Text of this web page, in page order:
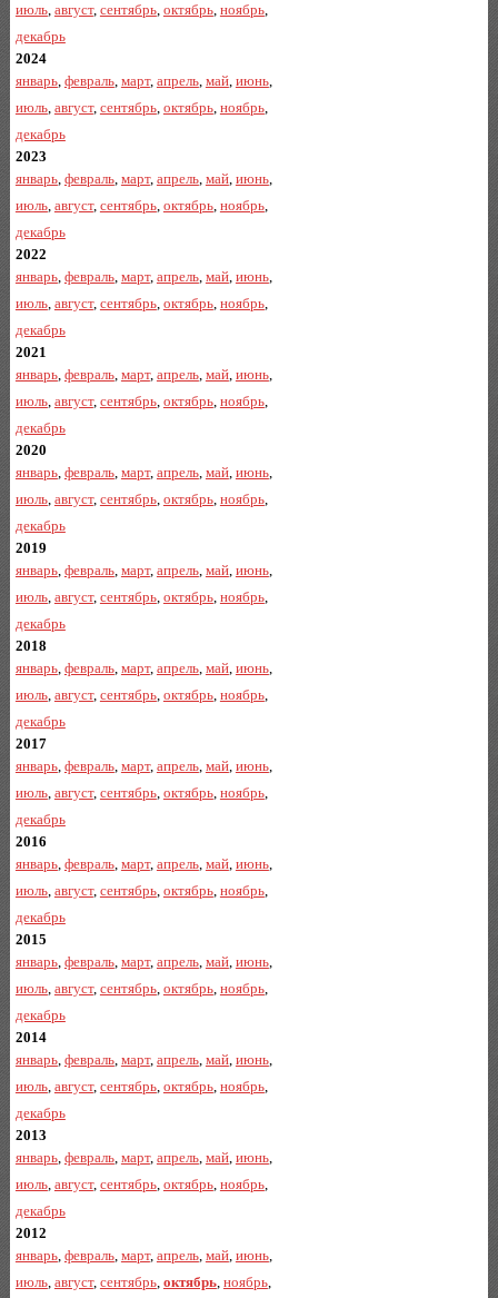
июль, август, сентябрь, октябрь, ноябрь,
декабрь
2024
январь, февраль, март, апрель, май, июнь,
июль, август, сентябрь, октябрь, ноябрь,
декабрь
2023
январь, февраль, март, апрель, май, июнь,
июль, август, сентябрь, октябрь, ноябрь,
декабрь
2022
январь, февраль, март, апрель, май, июнь,
июль, август, сентябрь, октябрь, ноябрь,
декабрь
2021
январь, февраль, март, апрель, май, июнь,
июль, август, сентябрь, октябрь, ноябрь,
декабрь
2020
январь, февраль, март, апрель, май, июнь,
июль, август, сентябрь, октябрь, ноябрь,
декабрь
2019
январь, февраль, март, апрель, май, июнь,
июль, август, сентябрь, октябрь, ноябрь,
декабрь
2018
январь, февраль, март, апрель, май, июнь,
июль, август, сентябрь, октябрь, ноябрь,
декабрь
2017
январь, февраль, март, апрель, май, июнь,
июль, август, сентябрь, октябрь, ноябрь,
декабрь
2016
январь, февраль, март, апрель, май, июнь,
июль, август, сентябрь, октябрь, ноябрь,
декабрь
2015
январь, февраль, март, апрель, май, июнь,
июль, август, сентябрь, октябрь, ноябрь,
декабрь
2014
январь, февраль, март, апрель, май, июнь,
июль, август, сентябрь, октябрь, ноябрь,
декабрь
2013
январь, февраль, март, апрель, май, июнь,
июль, август, сентябрь, октябрь, ноябрь,
декабрь
2012
январь, февраль, март, апрель, май, июнь,
июль, август, сентябрь, октябрь, ноябрь,